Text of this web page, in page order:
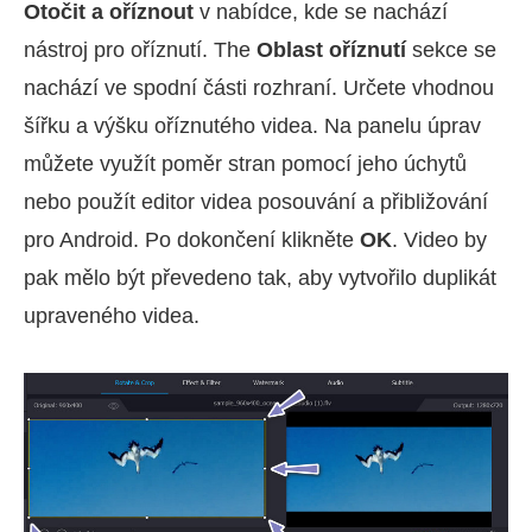
Otočit a oříznout v nabídce, kde se nachází
nástroj pro oříznutí. The Oblast oříznutí sekce se
nachází ve spodní části rozhraní. Určete vhodnou
šířku a výšku oříznutého videa. Na panelu úprav
můžete využít poměr stran pomocí jeho úchytů
nebo použít editor videa posouvání a přibližování
pro Android. Po dokončení klikněte OK. Video by
pak mělo být převedeno tak, aby vytvořilo duplikát
upraveného videa.